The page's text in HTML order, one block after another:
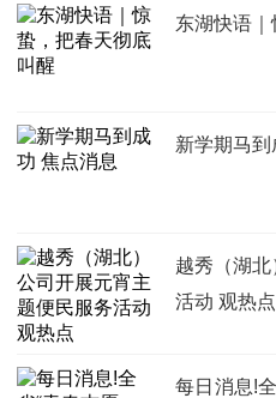
东湖快语
新学期马到
越秀（湖
活动 观热点
每日消息!